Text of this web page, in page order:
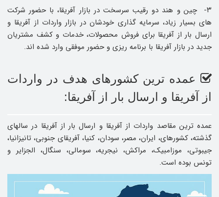
۳- چین و هند دو رقیب سرسخت در بازار آفریقا، با حضور شرکت
های بسیار زیاد، سرمایه گذاری خودشان در بازار واردات از آفریقا و
ارسال بار از آفریقا برای فروش محصولات، خدمات و کشف مشتریان
جدید در بازار آفریقا با برنامه ریزی و حضور موفقی وارد شده اند.
عمده ترین کشورهای هدف در واردات
از آفریقا و ارسال بار از آفریقا:
عمده ترین مقاصد واردات از آفریقا و ارسال بار از آفریقا در سالهای
گذشته، کشورهای، ایران، مصر، سودان، کنیا، آفریقای جنوبی، تانیزانیا،
جیبوتی، موزامبیک، مراکش، نیجریه، سومالی، سنگال، الجزایر و
تونس بوده است.